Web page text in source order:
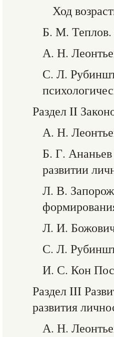
Ход
Б. М. Теплов.
А. Н.
С. Л.
Раздел II
А. Н.
Б. Г. Ананьев
развитии
Л. В.
Л. И.
С. Л.
И. С. Кон
Раздел III
развития
А. Н.